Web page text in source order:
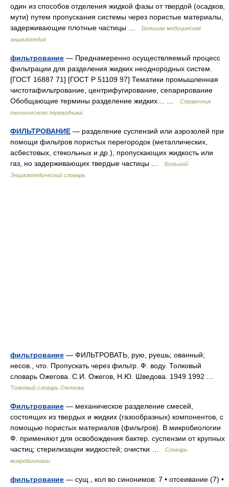
один из способов отделения жидкой фазы от твердой (осадков,
мути) путем пропускания системы через пористые материалы,
задерживающие плотные частицы …
Большая медицинская
энциклопедия
фильтрование — Преднамеренно осуществляемый процесс
фильтрации для разделения жидких неоднородных систем.
[ГОСТ 16887 71] [ГОСТ Р 51109 97] Тематики промышленная
чистотафильтрование, центрифугирование, сепарирование
Обобщающие термины разделение жидких… …
Справочник
технического переводчика
ФИЛЬТРОВАНИЕ — разделение суспензий или аэрозолей при
помощи фильтров пористых перегородок (металлических,
асбестовых, стекольных и др.), пропускающих жидкость или
газ, но задерживающих твердые частицы …
Большой
Энциклопедический словарь
фильтрование — ФИЛЬТРОВАТЬ, рую, руешь; ованный;
несов., что. Пропускать через фильтр. Ф. воду. Толковый
словарь Ожегова. С.И. Ожегов, Н.Ю. Шведова. 1949 1992 …
Толковый словарь Ожегова
Фильтрование — механическое разделение смесей,
состоящих из твердых и жидких (газообразных) компонентов, с
помощью пористых материалов (фильтров). В микробиологии
Ф. применяют для освобождения бактер. суспензии от крупных
частиц; стерилизации жидкостей; очистки …
Словарь
микробиологии
фильтрование — сущ., кол во синонимов: 7 • отсеивание (7) •